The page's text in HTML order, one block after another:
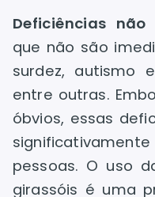
Deficiências não
que não são
surdez, autismo
entre outras.
óbvios, essas
pessoas. O uso
girassóis é uma